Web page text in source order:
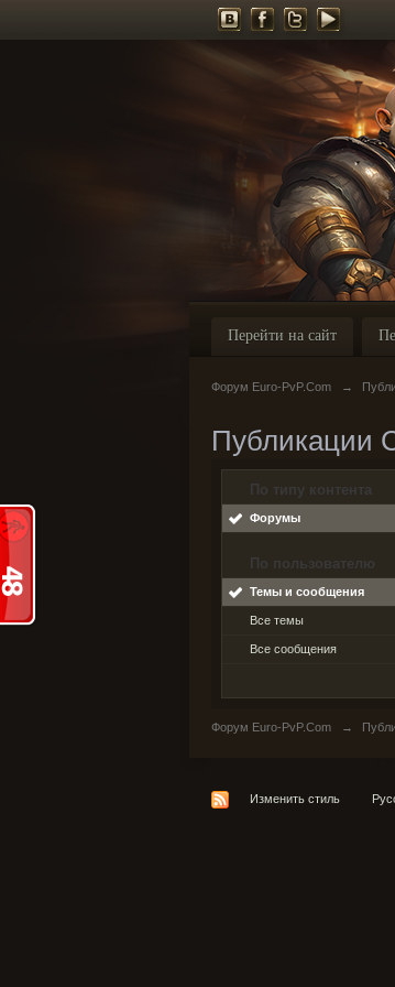
Перейти на сайт
Форум Euro-PvP.Com →
Публикации
По типу контента
Форумы
По пользователю
Темы и сообщения
Все темы
Все сообщения
Форум Euro-PvP.Com →
Изменить стиль